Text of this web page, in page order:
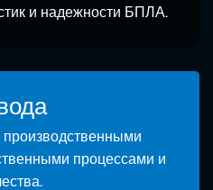
и надежности БПЛА.
процессами и